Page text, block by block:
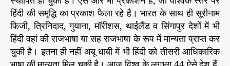
हिंदी की समृद्धि का प्रकाश फैला रहे है। भारत के साथ ही सूरीनाम
फिजी, त्रिनिदाद, गुयाना, मॉरीशस, थाईलैंड व सिंगापुर देशों में भी
हिंदी वहां की राजभाषा या सह राजभाषा के रूप में मान्यता प्राप्त कर
चुकी है। इतना ही नहीं अबू धाबी में भी हिंदी को तीसरी आधिकारिक